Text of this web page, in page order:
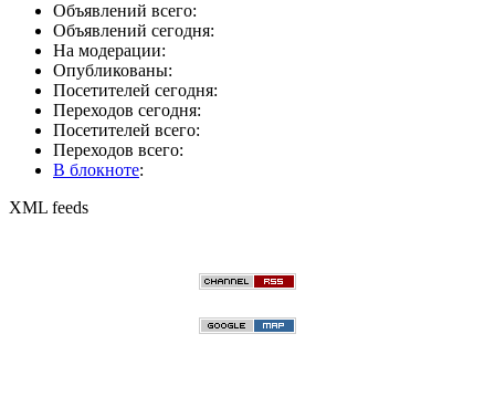
Объявлений всего:
Объявлений сегодня:
На модерации:
Опубликованы:
Посетителей сегодня:
Переходов сегодня:
Посетителей всего:
Переходов всего:
В блокноте:
XML feeds